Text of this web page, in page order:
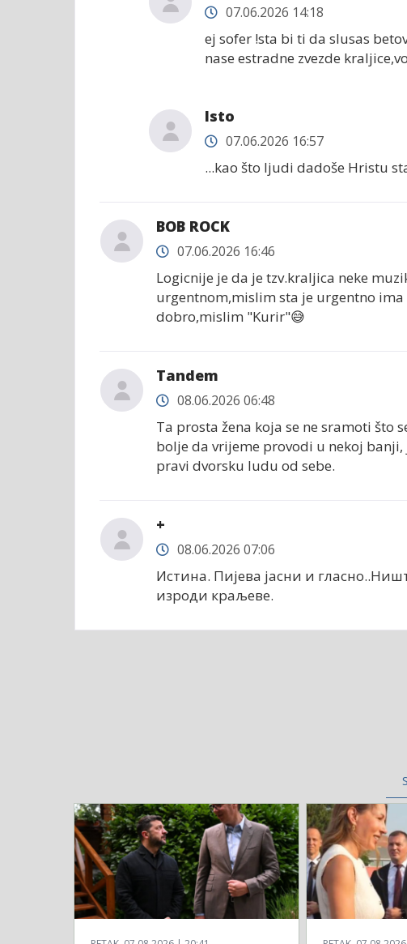
07.06.2026 14:18
ej sofer !sta bi ti da slusas
nase estradne zvezde
Isto
07.06.2026 16:57
...kao što ljudi dadoše Hristu
BOB ROCK
07.06.2026 16:46
Logicnije je da je tzv.kraljica neke
urgentnom,mislim sta je urgentno
dobro,mislim "Kurir"😅
Tandem
08.06.2026 06:48
Ta prosta žena koja se ne sramoti
bolje da vrijeme provodi u nekoj
pravi dvorsku ludu od sebe.
+
08.06.2026 07:06
Истина. Пијева јасни и
изроди краљеве.